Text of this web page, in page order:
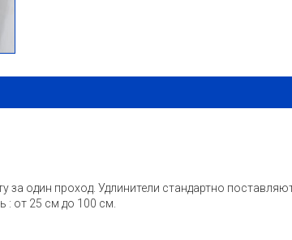
один проход. Удлинители стандартно
: от 25 см до 100 см.